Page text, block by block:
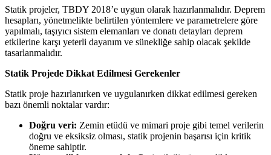
Statik projeler, TBDY 2018’e uygun olarak hazırlanmalıdır. Deprem
hesapları, yönetmelikte belirtilen yöntemlere ve parametrelere göre
yapılmalı, taşıyıcı sistem elemanları ve donatı detayları deprem
etkilerine karşı yeterli dayanım ve sünekliğe sahip olacak şekilde
tasarlanmalıdır.
Statik Projede Dikkat Edilmesi Gerekenler
Statik proje hazırlanırken ve uygulanırken dikkat edilmesi gereken
bazı önemli noktalar vardır:
Doğru veri: Zemin etüdü ve mimari proje gibi temel verilerin
doğru ve eksiksiz olması, statik projenin başarısı için kritik
öneme sahiptir.